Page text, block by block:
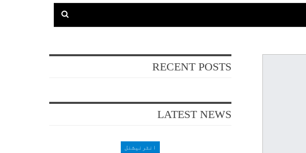
RECENT POSTS
LATEST NEWS
انٹرنیشنل